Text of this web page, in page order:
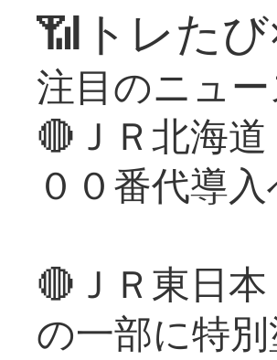
📶トレた
注目のニュー
🔴ＪＲ北海
００番代導
🔴ＪＲ東日
の一部に特